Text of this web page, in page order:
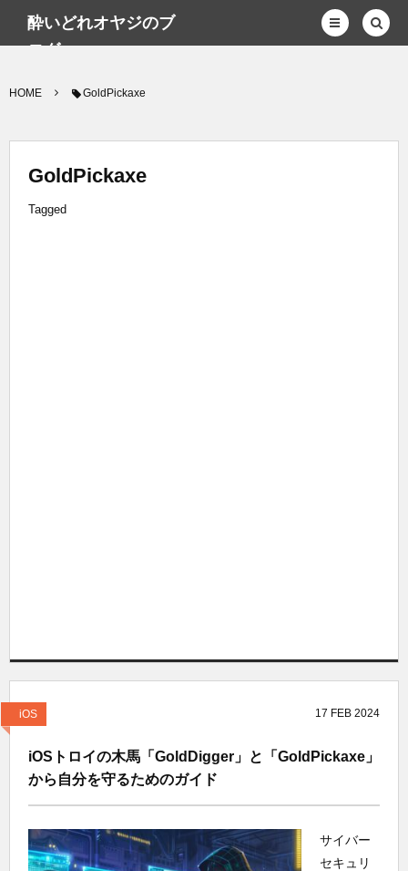
酔いどれオヤジのブ
ログwp
HOME GoldPickaxe
GoldPickaxe
Tagged
iOS 17 FEB 2024
iOSトロイの木馬「GoldDigger」と「GoldPickaxe」
から自分を守るためのガイド
サイバー
セキュリ